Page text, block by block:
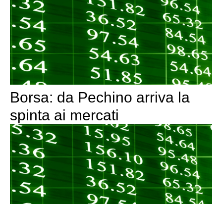
Borsa: da Pechino arriva la
spinta ai mercati